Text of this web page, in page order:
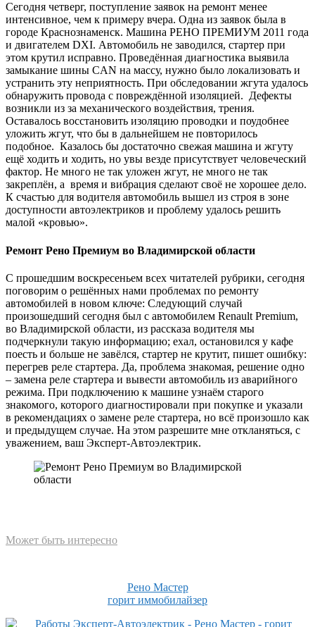
Сегодня четверг, поступление заявок на ремонт менее
интенсивное, чем к примеру вчера. Одна из заявок была в
городе Краснознаменск. Машина РЕНО ПРЕМИУМ 2011 года
и двигателем DXI. Автомобиль не заводился, стартер при
этом крутил исправно. Проведённая диагностика выявила
замыкание шины CAN на массу, нужно было локализовать и
устранить эту неприятность. При обследовании жгута удалось
обнаружить провода с повреждённой изоляцией. Дефекты
возникли из за механического воздействия, трения.
Оставалось восстановить изоляцию проводки и поудобнее
уложить жгут, что бы в дальнейшем не повторилось
подобное. Казалось бы достаточно свежая машина и жгуту
ещё ходить и ходить, но увы везде присутствует человеческий
фактор. Не много не так уложен жгут, не много не так
закреплён, а время и вибрация сделают своё не хорошее дело.
К счастью для водителя автомобиль вышел из строя в зоне
доступности автоэлектриков и проблему удалось решить
малой «кровью».
Ремонт Рено Премиум во Владимирской области
С прошедшим воскресеньем всех читателей рубрики, сегодня
поговорим о решённых нами проблемах по ремонту
автомобилей в новом ключе: Следующий случай
произошедший сегодня был с автомобилем Renault Premium,
во Владимирской области, из рассказа водителя мы
подчеркнули такую информацию; ехал, остановился у кафе
поесть и больше не завёлся, стартер не крутит, пишет ошибку:
перегрев реле стартера. Да, проблема знакомая, решение одно
– замена реле стартера и вывести автомобиль из аварийного
режима. При подключению к машине узнаём старого
знакомого, которого диагностировали при покупке и указали
в рекомендациях о замене реле стартера, но всё произошло как
и предыдущем случае. На этом разрешите мне откланяться, с
уважением, ваш Эксперт-Автоэлектрик.
Может быть интересно
Рено Мастер
горит иммобилайзер